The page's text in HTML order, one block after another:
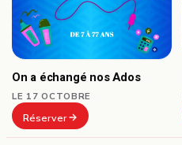
On a échangé nos Ados
LE 17 OCTOBRE
Réserver